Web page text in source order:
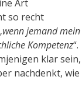
Art
so recht
wenn jemand mein
Kompetenz“.
klar sein,
nachdenkt, wie